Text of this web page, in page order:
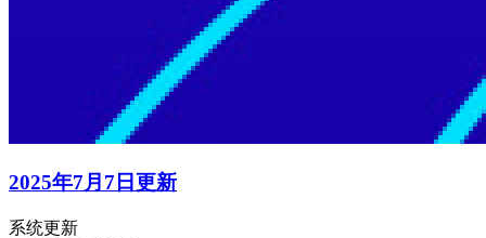
2025年7月7日更新
系统更新